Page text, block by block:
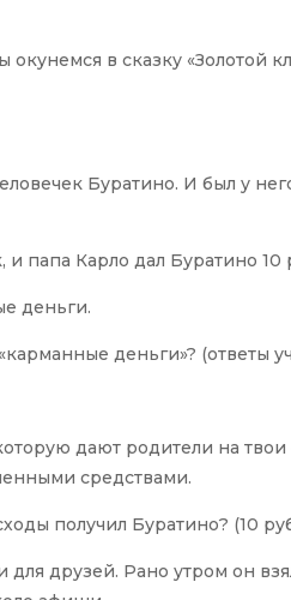
в сказку «Золотой
Буратино. И был у
папа Карло дал Буратино 10
деньги.
деньги»? (ответы
дают родители на
средствами.
получил Буратино? (10
друзей. Рано утром он